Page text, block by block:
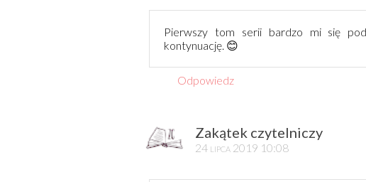
Pierwszy tom serii bardzo mi się
kontynuację. 😊
Odpowiedz
Zakątek czytelniczy
24 lipca 2019 10:08